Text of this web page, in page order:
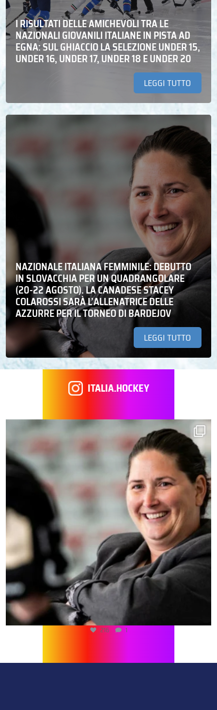
I RISULTATI DELLE AMICHEVOLI TRA LE
NAZIONALI GIOVANILI ITALIANE IN PISTA AD
EGNA: SUL GHIACCIO LA SELEZIONE UNDER 15,
UNDER 16, UNDER 17, UNDER 18 E UNDER 20
LEGGI TUTTO
NAZIONALE ITALIANA FEMMINILE: DEBUTTO
IN SLOVACCHIA PER UN QUADRANGOLARE
(20-22 AGOSTO). LA CANADESE STACEY
COLAROSSI SARÀ L’ALLENATRICE DELLE
AZZURRE PER IL TORNEO DI BARDEJOV
LEGGI TUTTO
ITALIA.HOCKEY
216 1